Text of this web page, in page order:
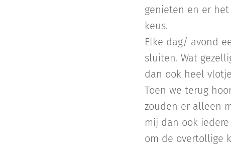
genieten en er
keus.
Elke dag/ avond
sluiten. Wat
dan ook heel
Toen we terug
zouden er alleen
mij dan ook
om de overtollige